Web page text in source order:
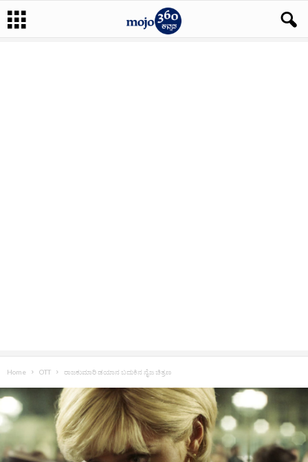
Home OTT ರಾಜಕುಮಾರಿ ಡಯಾನ ಬದುಕಿನ ನೈಜ ಚಿತ್ರಣ